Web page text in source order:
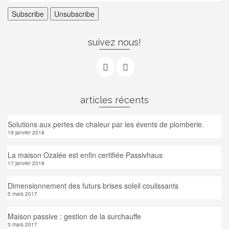
suivez nous!
articles récents
Solutions aux pertes de chaleur par les évents de plomberie.
19 janvier 2018
La maison Ozalée est enfin certifiée Passivhaus
17 janvier 2018
Dimensionnement des futurs brises soleil coulissants
5 mars 2017
Maison passive : gestion de la surchauffe
3 mars 2017